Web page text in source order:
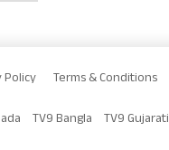
Policy Terms & Conditions
TV9 Bangla TV9 Gujarati